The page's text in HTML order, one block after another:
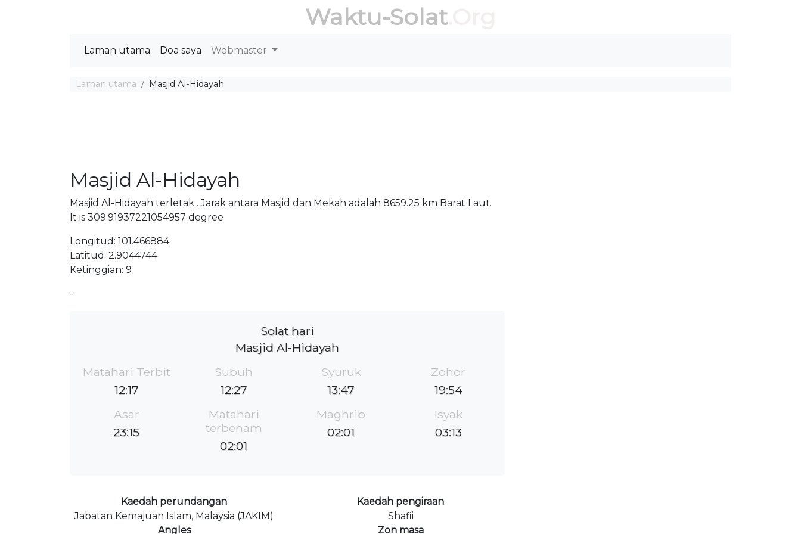
Waktu-Solat.Org
Laman utama Doa saya Webmaster
Laman utama Masjid Al-Hidayah
Masjid Al-Hidayah
Masjid Al-Hidayah terletak . Jarak antara Masjid dan Mekah adalah 8659.25 km Barat Laut.
It is 309.91937221054957 degree
Longitud: 101.466884
Latitud: 2.9044744
Ketinggian: 9
-
Solat hari
Masjid Al-Hidayah
Matahari Terbit
12:17
Subuh
12:27
Syuruk
13:47
Zohor
19:54
Asar
23:15
Matahari
terbenam
02:01
Maghrib
02:01
Isyak
03:13
Kaedah perundangan
Jabatan Kemajuan Islam, Malaysia (JAKIM)
Kaedah pengiraan
Shafii
Angles
Zon masa